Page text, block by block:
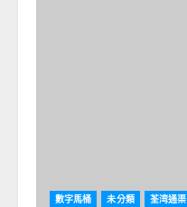
數字馬桶 未分類 荃湾通渠